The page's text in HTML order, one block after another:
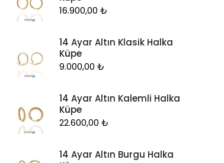
Yüzük
16.900,00 ₺
14 Ayar Altın Klasik Halka
Küpe
9.000,00 ₺
14 Ayar Altın Kalemli Halka
Küpe
22.600,00 ₺
14 Ayar Altın Burgu Halka